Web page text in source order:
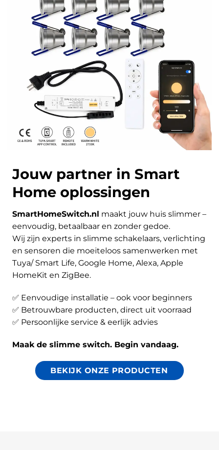
Jouw partner in Smart
Home oplossingen
SmartHomeSwitch.nl maakt jouw huis slimmer –
eenvoudig, betaalbaar en zonder gedoe.
Wij zijn experts in slimme schakelaars, verlichting
en sensoren die moeiteloos samenwerken met
Tuya/ Smart Life, Google Home, Alexa, Apple
HomeKit en ZigBee.
✅ Eenvoudige installatie – ook voor beginners
✅ Betrouwbare producten, direct uit voorraad
✅ Persoonlijke service & eerlijk advies
Maak de slimme switch. Begin vandaag.
BEKIJK ONZE PRODUCTEN